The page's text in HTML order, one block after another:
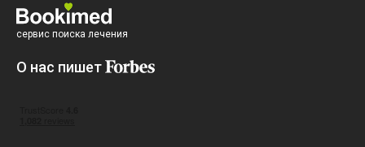
сервис поиска лечения
О нас пишет